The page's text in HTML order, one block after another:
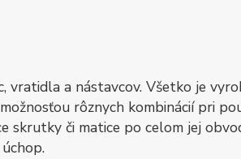
vratidla a nástavcov. Všetko je
rôznych kombinácií pri
skrutky či matice po celom jej